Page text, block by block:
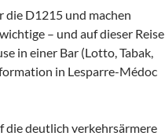
die D1215 und machen
– und auf dieser Reise
in einer Bar (Lotto, Tabak,
in Lesparre-Médoc
die deutlich verkehrsärmere